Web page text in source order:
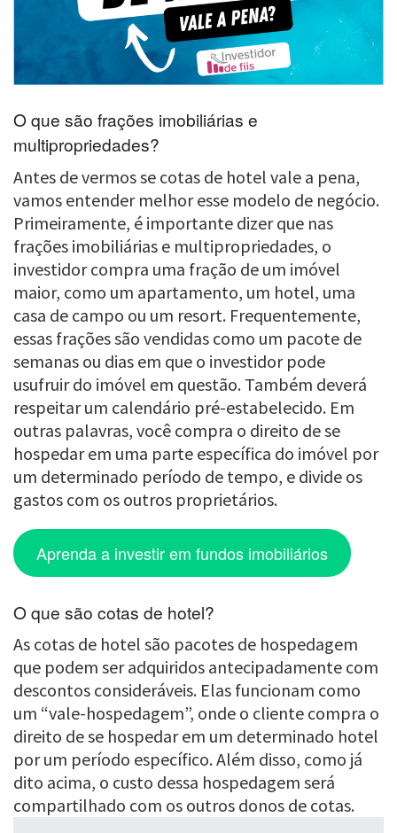
O que são frações imobiliárias e
multipropriedades?
Antes de vermos se cotas de hotel vale a pena,
vamos entender melhor esse modelo de negócio.
Primeiramente, é importante dizer que nas
frações imobiliárias e multipropriedades, o
investidor compra uma fração de um imóvel
maior, como um apartamento, um hotel, uma
casa de campo ou um resort. Frequentemente,
essas frações são vendidas como um pacote de
semanas ou dias em que o investidor pode
usufruir do imóvel em questão. Também deverá
respeitar um calendário pré-estabelecido. Em
outras palavras, você compra o direito de se
hospedar em uma parte específica do imóvel por
um determinado período de tempo, e divide os
gastos com os outros proprietários.
Aprenda a investir em fundos imobiliários
O que são cotas de hotel?
As cotas de hotel são pacotes de hospedagem
que podem ser adquiridos antecipadamente com
descontos consideráveis. Elas funcionam como
um “vale-hospedagem”, onde o cliente compra o
direito de se hospedar em um determinado hotel
por um período específico. Além disso, como já
dito acima, o custo dessa hospedagem será
compartilhado com os outros donos de cotas.